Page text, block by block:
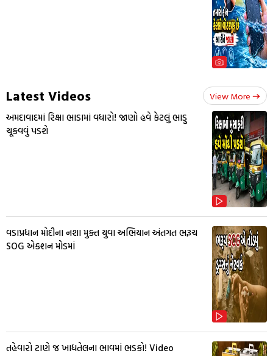
Latest Videos View More
અમદાવાદમાં રિક્ષા ભાડામાં વધારો! જાણો હવે કેટલું ભાડુ
ચૂકવવું પડશે
વડાપ્રધાન મોદીના નશા મુક્ત યુવા અભિયાન અંતગત ભરૂચ
SOG એક્શન મોડમાં
તહેવારો ટાણે જ ખાદ્યતેલના ભાવમાં ભડકો! Video